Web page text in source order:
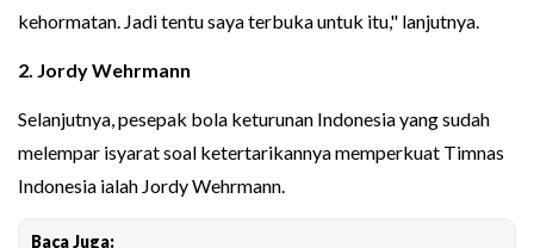
kehormatan. Jadi tentu saya terbuka untuk itu," lanjutnya.
2. Jordy Wehrmann
Selanjutnya, pesepak bola keturunan Indonesia yang sudah
melempar isyarat soal ketertarikannya memperkuat Timnas
Indonesia ialah Jordy Wehrmann.
Baca Juga: